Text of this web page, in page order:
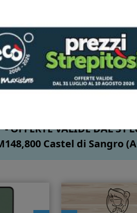
per pesca e acquacoltura: via
imprese molisane
OFFERTE VALIDE DAL 31
Castel di